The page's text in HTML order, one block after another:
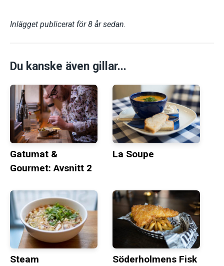
Inlägget publicerat för 8 år sedan.
Du kanske även gillar...
Gatumat &
Gourmet: Avsnitt 2
La Soupe
Steam Söderholmens Fisk